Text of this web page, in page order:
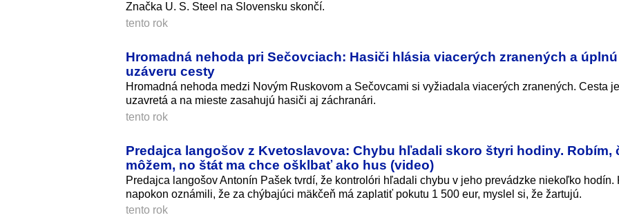
Značka U. S. Steel na Slovensku skončí.
tento rok
Hromadná nehoda pri Sečovciach: Hasiči hlásia viacerých zranených a úplnú
uzáveru cesty
Hromadná nehoda medzi Novým Ruskovom a Sečovcami si vyžiadala viacerých zranených. Cesta
uzavretá a na mieste zasahujú hasiči aj záchranári.
tento rok
Predajca langošov z Kvetoslavova: Chybu hľadali skoro štyri hodiny. Robím,
môžem, no štát ma chce ošklbať ako hus (video)
Predajca langošov Antonín Pašek tvrdí, že kontrolóri hľadali chybu v jeho prevádzke niekoľko hodín.
napokon oznámili, že za chýbajúci mäkčeň má zaplatiť pokutu 1 500 eur, myslel si, že žartujú.
tento rok